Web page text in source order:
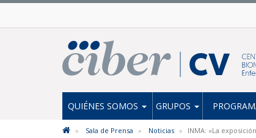
QUIÉNES SOMOS GRUPOS
Sala de Prensa Noticias INMA: «La